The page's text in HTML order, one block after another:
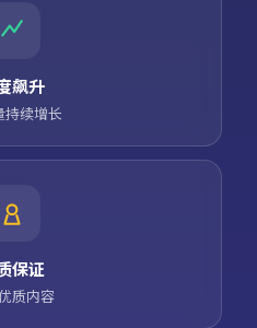
飙升
持续增长
保证
质内容